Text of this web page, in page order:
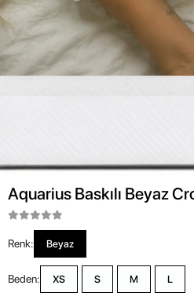
Aquarius Baskılı Beyaz
Renk: Beyaz
Beden: XS S M L